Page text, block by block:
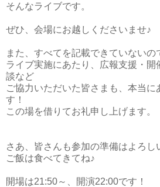
そんなライブです。
ぜひ、会場にお越しくださいませ♪
また、すべてを記載できていないの
ライブ実施にあたり、広報支援・開
談など
ご協力いただいた皆さまも、本当に
す！
この場を借りてお礼申し上げます。
さあ、皆さんも参加の準備はよろし
ご飯は食べてきてね♪
開場は21:50～、開演22:00です！